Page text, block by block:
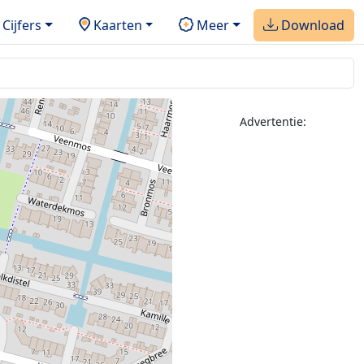
Cijfers Kaarten Meer Download
Advertentie: